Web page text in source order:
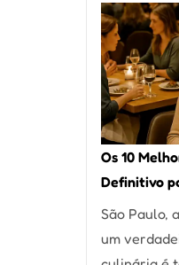
em
no
à
na
Os 10
Definitivo
São Paulo,
um